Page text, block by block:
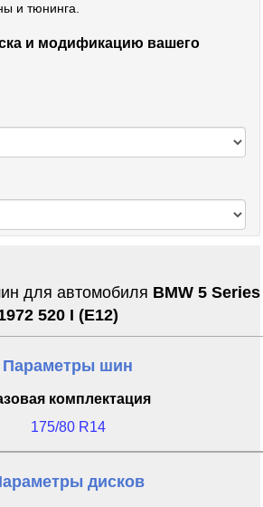
и тюнинга.
и модификацию вашего
для автомобиля BMW 5 Series
520 I (E12)
Параметры шин
комплектация
175/80 R14
дисков